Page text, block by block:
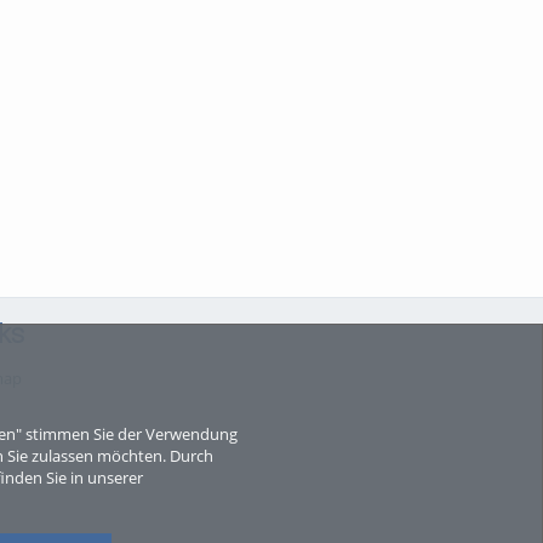
stimmen Sie der Verwendung
zulassen möchten. Durch
Sie in unserer